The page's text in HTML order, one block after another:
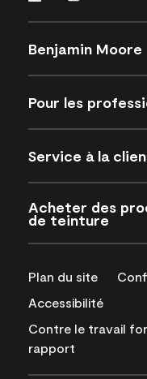
Benjamin Moore
Pour les
Service à la
Acheter des
de teinture
Plan du site
Accessibilité
Contre le travail
rapport